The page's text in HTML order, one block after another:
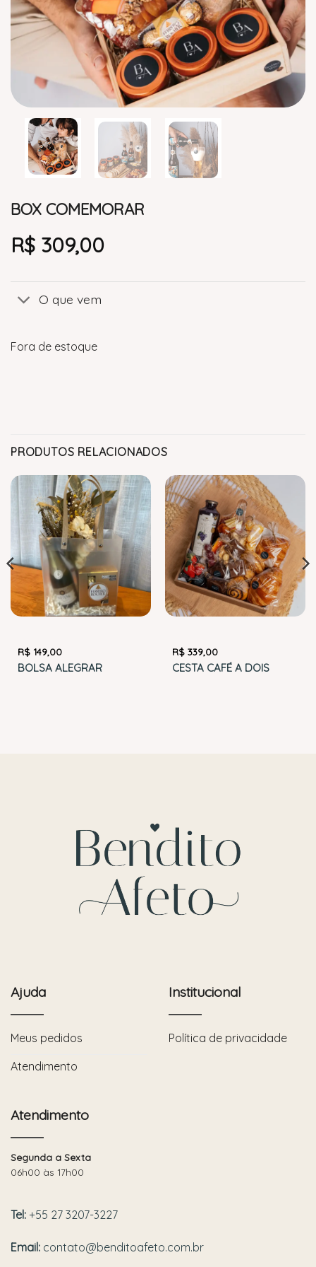
BOX COMEMORAR
R$ 309,00
O que vem
Fora de estoque
PRODUTOS RELACIONADOS
R$149,00
BOLSA ALEGRAR
R$339,00
CESTA CAFÉ A DOIS
Ajuda
Meus pedidos
Atendimento
Institucional
Política de privacidade
Atendimento
Segunda a Sexta
06h00 às 17h00
Tel: +55 27 3207-3227
Email: contato@benditoafeto.com.br